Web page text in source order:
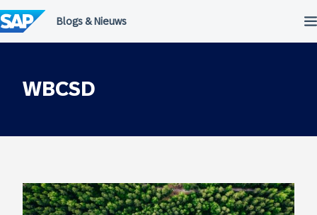
naar
de
inhoud
WBCSD